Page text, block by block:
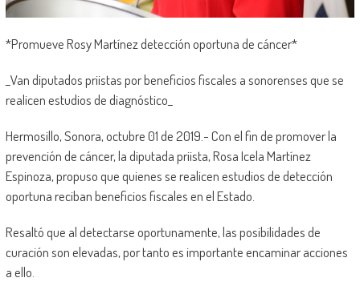
*Promueve Rosy Martínez detección oportuna de cáncer*
_Van diputados priistas por beneficios fiscales a sonorenses que se
realicen estudios de diagnóstico_
Hermosillo, Sonora, octubre 01 de 2019.- Con el fin de promover la
prevención de cáncer, la diputada priista, Rosa Icela Martínez
Espinoza, propuso que quienes se realicen estudios de detección
oportuna reciban beneficios fiscales en el Estado.
Resaltó que al detectarse oportunamente, las posibilidades de
curación son elevadas, por tanto es importante encaminar acciones
a ello.